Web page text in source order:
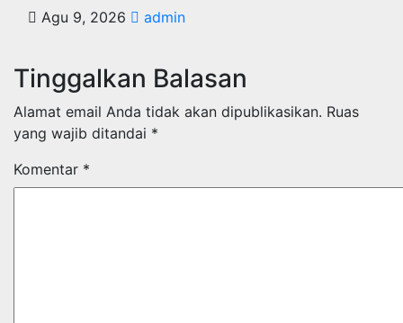
Agu 9, 2026 admin
Tinggalkan Balasan
Alamat email Anda tidak akan dipublikasikan. Ruas
yang wajib ditandai *
Komentar *